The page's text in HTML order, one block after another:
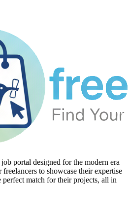
portal designed for the modern era
to showcase their expertise
match for their projects, all in